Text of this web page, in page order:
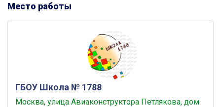
Место работы
ГБОУ Школа № 1788
Москва, улица Авиаконструктора Петлякова, дом